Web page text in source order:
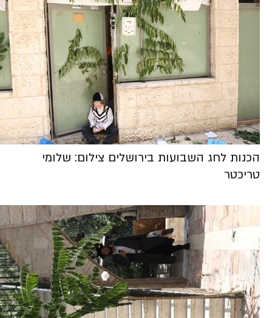
הכנות לחג השבועות בירושלים צילום: שלומי
טריכטר